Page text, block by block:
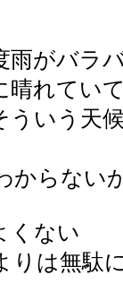
雨がバラ
晴れてい
ういう天
からない
くない
りは無駄